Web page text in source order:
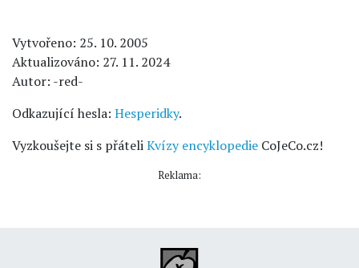
Vytvořeno: 25. 10. 2005
Aktualizováno: 27. 11. 2024
Autor: -red-
Odkazující hesla: Hesperidky.
Vyzkoušejte si s přáteliKvízy encyklopedie CoJeCo.cz!
Reklama: